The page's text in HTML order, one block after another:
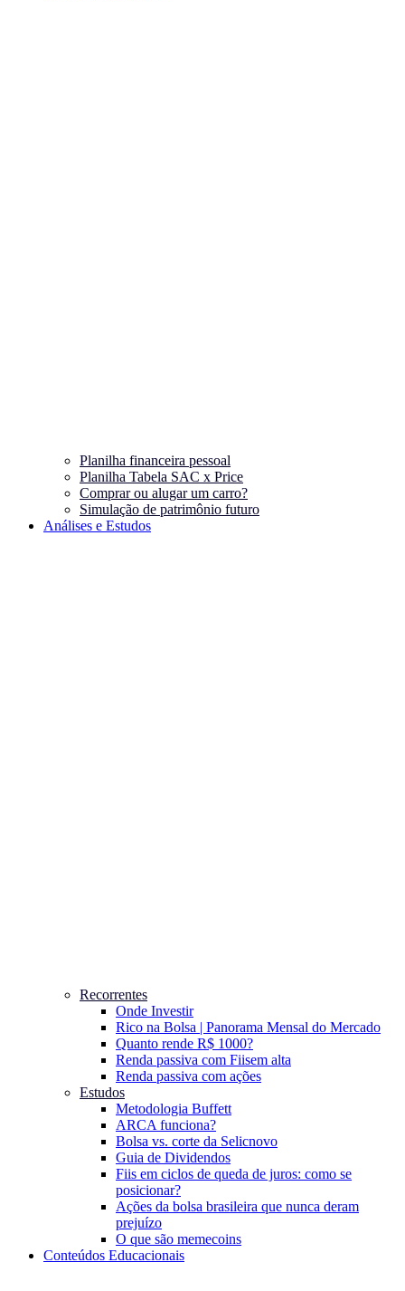
Planilha financeira pessoal
Planilha Tabela SAC x Price
Comprar ou alugar um carro?
Simulação de patrimônio futuro
Análises e Estudos
Recorrentes
Onde Investir
Rico na Bolsa | Panorama Mensal do Mercado
Quanto rende R$ 1000?
Renda passiva com Fiisem alta
Renda passiva com ações
Estudos
Metodologia Buffett
ARCA funciona?
Bolsa vs. corte da Selicnovo
Guia de Dividendos
Fiis em ciclos de queda de juros: como se
posicionar?
Ações da bolsa brasileira que nunca deram
prejuízo
O que são memecoins
Conteúdos Educacionais